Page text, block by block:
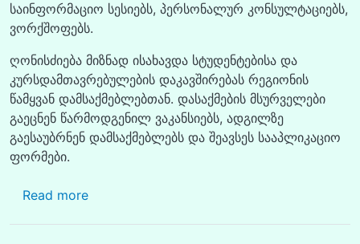
საინფორმაციო სესიებს, პერსონალურ კონსულტაციებს,
ვორქშოფებს.
ღონისძიება მიზნად ისახავდა სტუდენტებისა და
კურსდამთავრებულების დაკავშირებას რეგიონის
წამყვან დამსაქმებლებთან. დასაქმების მსურველები
გაეცნენ წარმოდგენილ ვაკანსიებს, ადგილზე
გაესაუბრნენ დამსაქმებლებს და შეავსეს სააპლიკაციო
ფორმები.
Read moreabout უნივერსიტეტსა და მის პარტნიორ